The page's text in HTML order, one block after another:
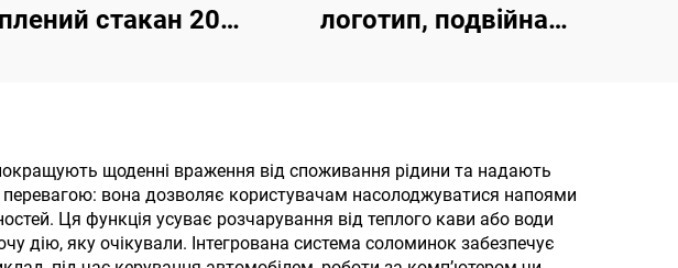
стакан 20oz
нержавіюча
кружка з
для гарячих і
логотип, подвійна
сталі, 20 унцій, 32
унції, 40 унцій,
дорожня кружка з
щоденні враження від споживання рідини та надають
вона дозволяє користувачам насолоджуватися напоями
Ця функція усуває розчарування від теплого кави або води
дію, яку очікували. Інтегрована система соломинок забезпечує